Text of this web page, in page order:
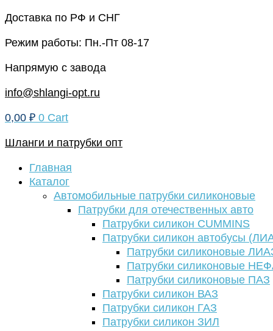
Перейти
содержимому
Доставка по РФ и СНГ
Режим работы: Пн.-Пт 08-17
Напрямую с завода
info@shlangi-opt.ru
0,00 ₽ 0 Cart
Шланги и патрубки опт
Главная
Каталог
Автомобильные патрубки силиконовые
Патрубки для отечественных авто
Патрубки силикон CUMMINS
Патрубки силикон автобусы
Патрубки силиконовые
Патрубки силиконовые
Патрубки силиконовые ПАЗ
Патрубки силикон ВАЗ
Патрубки силикон ГАЗ
Патрубки силикон ЗИЛ